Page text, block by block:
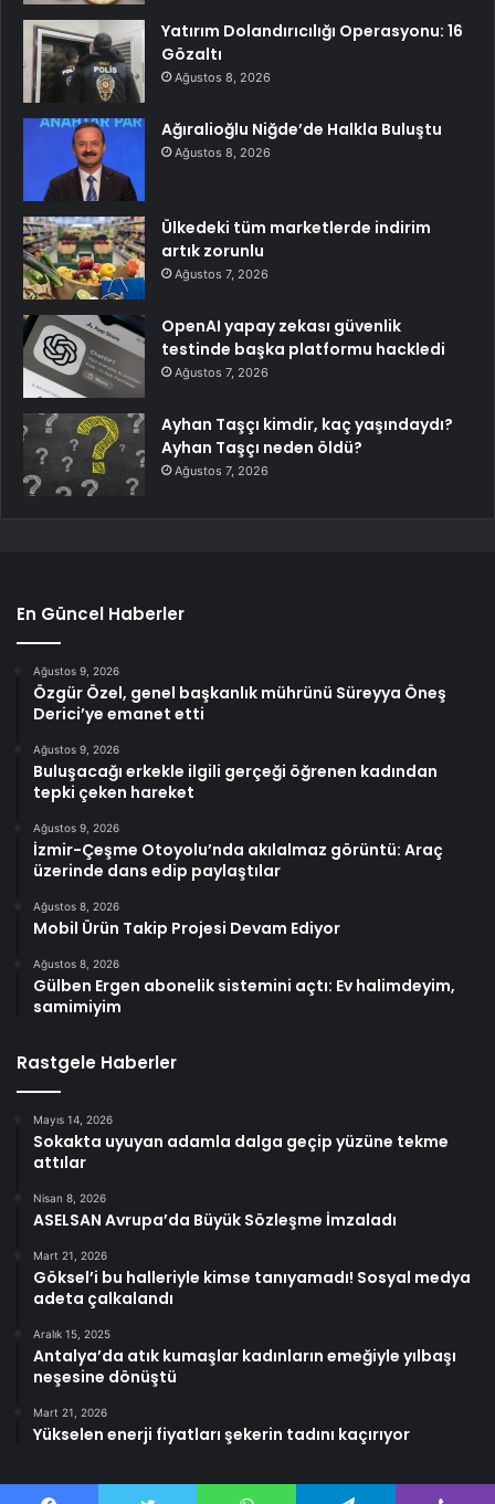
Yatırım Dolandırıcılığı Operasyonu: 16
Gözaltı
Ağustos 8, 2026
Ağıralioğlu Niğde’de Halkla Buluştu
Ağustos 8, 2026
Ülkedeki tüm marketlerde indirim
artık zorunlu
Ağustos 7, 2026
OpenAI yapay zekası güvenlik
testinde başka platformu hackledi
Ağustos 7, 2026
Ayhan Taşçı kimdir, kaç yaşındaydı?
Ayhan Taşçı neden öldü?
Ağustos 7, 2026
En Güncel Haberler
Ağustos 9, 2026
Özgür Özel, genel başkanlık mührünü Süreyya Öneş
Derici’ye emanet etti
Ağustos 9, 2026
Buluşacağı erkekle ilgili gerçeği öğrenen kadından
tepki çeken hareket
Ağustos 9, 2026
İzmir-Çeşme Otoyolu’nda akılalmaz görüntü: Araç
üzerinde dans edip paylaştılar
Ağustos 8, 2026
Mobil Ürün Takip Projesi Devam Ediyor
Ağustos 8, 2026
Gülben Ergen abonelik sistemini açtı: Ev halimdeyim,
samimiyim
Rastgele Haberler
Mayıs 14, 2026
Sokakta uyuyan adamla dalga geçip yüzüne tekme
attılar
Nisan 8, 2026
ASELSAN Avrupa’da Büyük Sözleşme İmzaladı
Mart 21, 2026
Göksel’i bu halleriyle kimse tanıyamadı! Sosyal medya
adeta çalkalandı
Aralık 15, 2025
Antalya’da atık kumaşlar kadınların emeğiyle yılbaşı
neşesine dönüştü
Mart 21, 2026
Yükselen enerji fiyatları şekerin tadını kaçırıyor